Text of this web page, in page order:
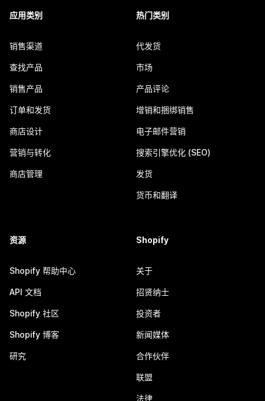
应用类别
销售渠道
查找产品
销售产品
订单和发货
商店设计
营销与转化
商店管理
热门类别
代发货
市场
产品评论
增销和捆绑销售
电子邮件营销
搜索引擎优化 (SEO)
发货
货币和翻译
资源
Shopify 帮助中心
API 文档
Shopify 社区
Shopify 博客
研究
Shopify
关于
招贤纳士
投资者
新闻媒体
合作伙伴
联盟
法律